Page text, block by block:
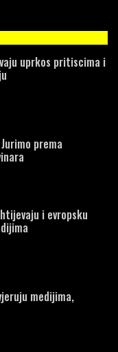
uprkos pritiscima i
prema
i evropsku
medijima,